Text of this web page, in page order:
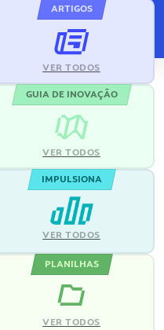
ARTIGOS
VER TODOS
GUIA DE INOVAÇÃO
VER TODOS
IMPULSIONA
VER TODOS
PLANILHAS
VER TODOS